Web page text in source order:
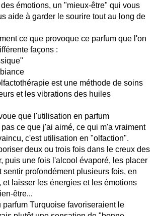
émotions, un "mieux-être" qui vous
aide à garder le sourire tout au long de
ce que provoque ce parfum que l'on
façons :
lfactothérapie est une méthode de soins
et les vibrations des huiles
que l'utilisation en parfum
ce que j'ai aimé, ce qui m'a vraiment
c'est utilisation en "olfaction".
deux ou trois fois dans le creux des
puis une fois l'alcool évaporé, les placer
sentir profondément plusieurs fois, en
et laisser les énergies et les émotions
être...
parfum Turquoise favoriseraient le